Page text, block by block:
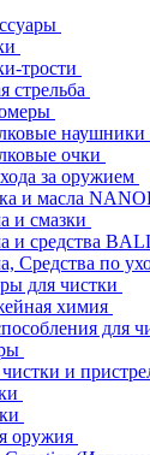
трости
стрельба
очки
за оружием
и масла
и смазки
и средства
Средства по
для чистки
химия
для
и
оружия